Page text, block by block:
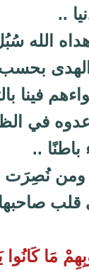
..
الله
الهدى
فينا
في
باطنًا ..
نُصِرَت
قلب
مَا